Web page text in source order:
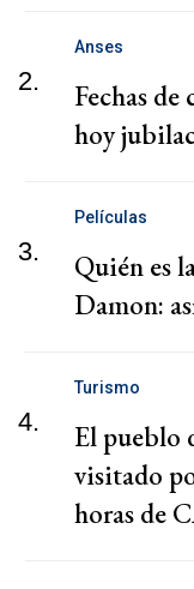
2.
Anses
Fechas
hoy
3.
Películas
Quién es
Damon:
4.
Turismo
El pueblo
visitado
horas de